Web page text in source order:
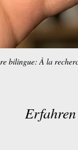
bilingue: À la